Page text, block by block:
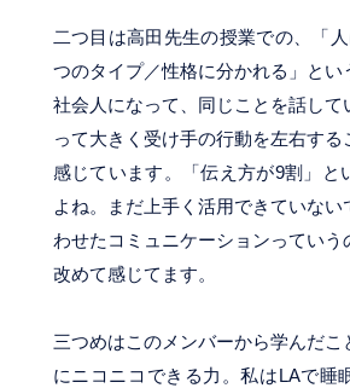
二つ目は高田先生の授業での、「
つのタイプ／性格に分かれる」とい
社会人になって、同じことを話して
って大きく受け手の行動を左右する
感じています。「伝え方が9割」と
よね。まだ上手く活用できていない
わせたコミュニケーションっていう
改めて感じてます。
三つめはこのメンバーから学んだこ
にニコニコできる力。私はLAで睡